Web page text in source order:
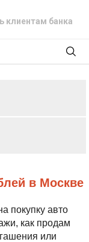
клиентам банка
в Москве
покупку авто
как продам
или